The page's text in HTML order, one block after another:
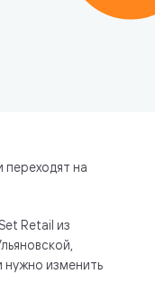
переходят на
Retail из
нужно изменить